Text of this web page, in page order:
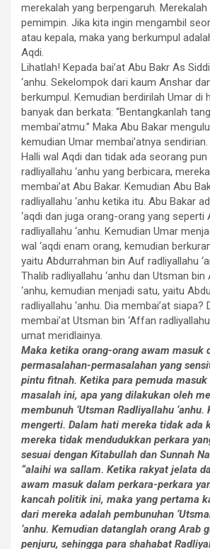
merekalah yang berpengaruh.
pemimpin. Jika kita ingin mengambil
atau kepala, maka yang berkumpul
Aqdi.
Lihatlah! Kepada bai’at Abu Bakr As
‘anhu. Sekelompok dari kaum Anshar
berkumpul. Kemudian berdirilah Umar di
banyak dan berkata: “Bentangkanlah
membai’atmu.” Maka Abu Bakar
kemudian Umar membai’atnya
Halli wal Aqdi dan tidak ada seorang
radliyallahu ‘anhu yang berbicara,
membai’at Abu Bakar. Kemudian Abu
radliyallahu ‘anhu ketika itu. Abu Bakar
‘aqdi dan juga orang-orang yang seperti
radliyallahu ‘anhu. Kemudian Umar
wal ‘aqdi enam orang, kemudian
yaitu Abdurrahman bin Auf radliyallahu
Thalib radliyallahu ‘anhu dan Utsman
‘anhu, kemudian menjadi satu, yaitu
radliyallahu ‘anhu. Dia membai’at siapa?
membai’at Utsman bin ‘Affan
umat meridlainya.
Maka ketika orang-orang awam masuk
permasalahan-permasalahan yang
pintu fitnah. Ketika para pemuda
masalah ini, apa yang dilakukan oleh
membunuh ‘Utsman Radliyallahu
mengerti. Dalam hati mereka tidak ada
mereka tidak mendudukkan perkara
sesuai dengan Kitabullah dan Sunnah
“alaihi wa sallam. Ketika rakyat jelata
awam masuk dalam perkara-perkara
kancah politik ini, maka yang pertama
dari mereka adalah pembunuhan
‘anhu. Kemudian datanglah orang Arab
penjuru, sehingga para shahabat